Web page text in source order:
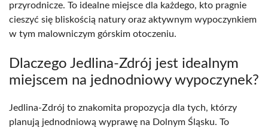
przyrodnicze. To idealne miejsce dla każdego, kto pragnie
cieszyć się bliskością natury oraz aktywnym wypoczynkiem
w tym malowniczym górskim otoczeniu.
Dlaczego Jedlina-Zdrój jest idealnym
miejscem na jednodniowy wypoczynek?
Jedlina-Zdrój to znakomita propozycja dla tych, którzy
planują jednodniową wyprawę na Dolnym Śląsku. To